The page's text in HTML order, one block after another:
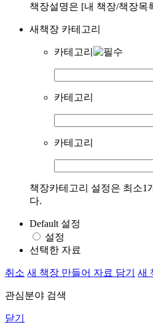
책장설명은 [내 책장/책장목
새책장 카테고리
카테고리
카테고리
카테고리
책장카테고리 설정은 최소1
다.
Default 설정
설정
선택한 자료
취소 새 책장 만들어 자료 담기 새
관심분야 검색
닫기